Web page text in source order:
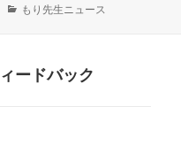
カ
ー
もり先生ニュース
ードバック